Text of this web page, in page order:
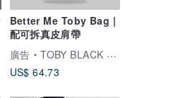
Better Me Toby Bag |
配可拆真皮肩帶
廣告
TOBY BLACK 托比小黑
US$ 64.73